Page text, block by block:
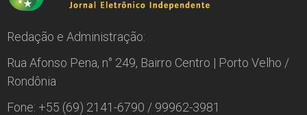
Redação e Administração:
Rua Afonso Pena, n° 249, Bairro Centro | Porto Velho /
Rondônia
Fone: +55 (69) 2141-6790 / 99962-3981